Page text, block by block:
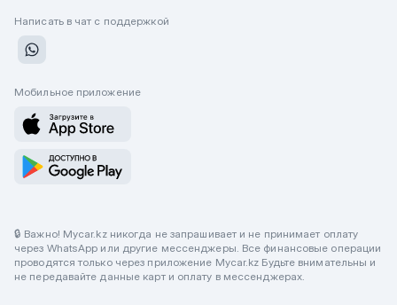
Написать в чат с поддержкой
Мобильное приложение
🔒 Важно! Mycar.kz никогда не запрашивает и не принимает оплату
через WhatsApp или другие мессенджеры. Все финансовые операции
проводятся только через приложение Mycar.kz Будьте внимательны и
не передавайте данные карт и оплату в мессенджерах.